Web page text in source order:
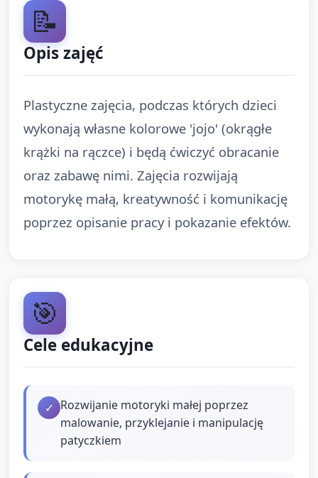
📝
Opis zajęć
Plastyczne zajęcia, podczas których dzieci
wykonają własne kolorowe 'jojo' (okrągłe
krążki na rączce) i będą ćwiczyć obracanie
oraz zabawę nimi. Zajęcia rozwijają
motorykę małą, kreatywność i komunikację
poprzez opisanie pracy i pokazanie efektów.
🎯
Cele edukacyjne
✓ Rozwijanie motoryki małej poprzez
malowanie, przyklejanie i manipulację
patyczkiem